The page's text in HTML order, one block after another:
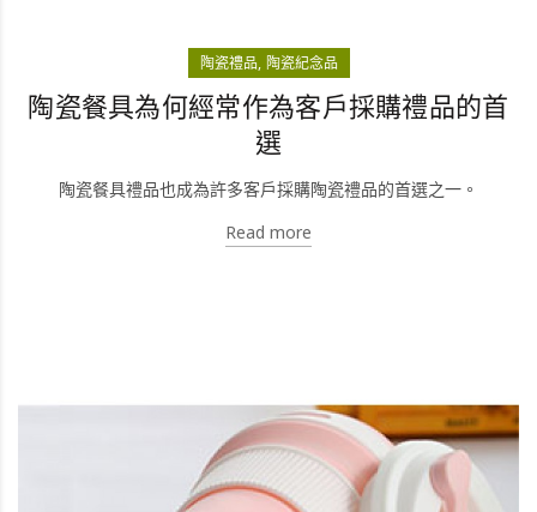
陶瓷禮品 陶瓷紀念品
陶瓷餐具為何經常作為客戶採購禮品的首
選
陶瓷餐具禮品也成為許多客戶採購陶瓷禮品的首選之一。
Read more